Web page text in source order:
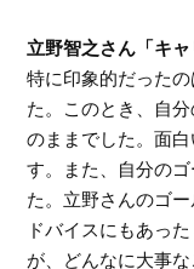
立野智之さん「キ
特に印象的だった
た。このとき、自
のままでした。面
す。また、自分の
た。立野さんのゴ
ドバイスにもあっ
が、どんなに大事な